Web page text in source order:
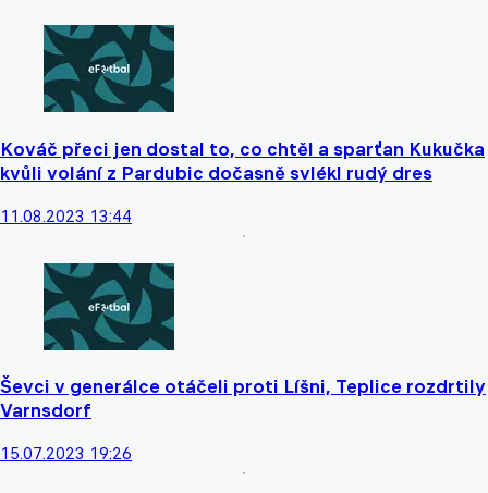
Kováč přeci jen dostal to, co chtěl a sparťan Kukučka
kvůli volání z Pardubic dočasně svlékl rudý dres
11.08.2023 13:44
Ševci v generálce otáčeli proti Líšni, Teplice rozdrtily
Varnsdorf
15.07.2023 19:26